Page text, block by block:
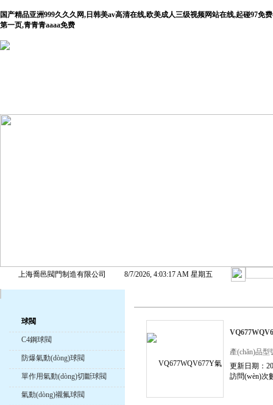
国产精品亚洲999久久久网,日韩美av高清在线,欧美成人三级视频网站在线,起碰97
第一页,青青青aaaa免费
上海喬邑閥門制造有限公司 8/7/2026, 4:03:18 AM 星期五
球閥
C4鋼球閥
防爆氣動(dòng)球閥
單作用氣動(dòng)切斷球閥
氣動(dòng)襯氟球閥
產(chǎn)品型
更新日期：
訪問(wèn)次